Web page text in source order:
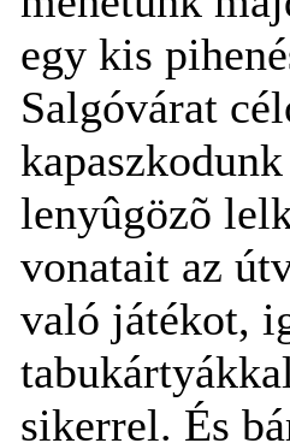
egy kis
Salgóvárat
lenyûgözõ
vonatait az
való játékot,
sikerrel. És